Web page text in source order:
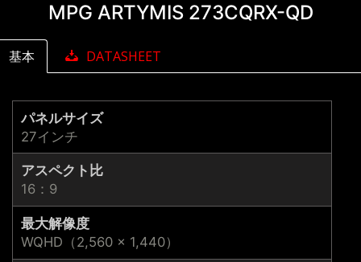
MPG ARTYMIS 273CQRX-QD
基本 DATASHEET
パネルサイズ
27インチ
アスペクト比
16：9
最大解像度
WQHD（2,560 × 1,440）